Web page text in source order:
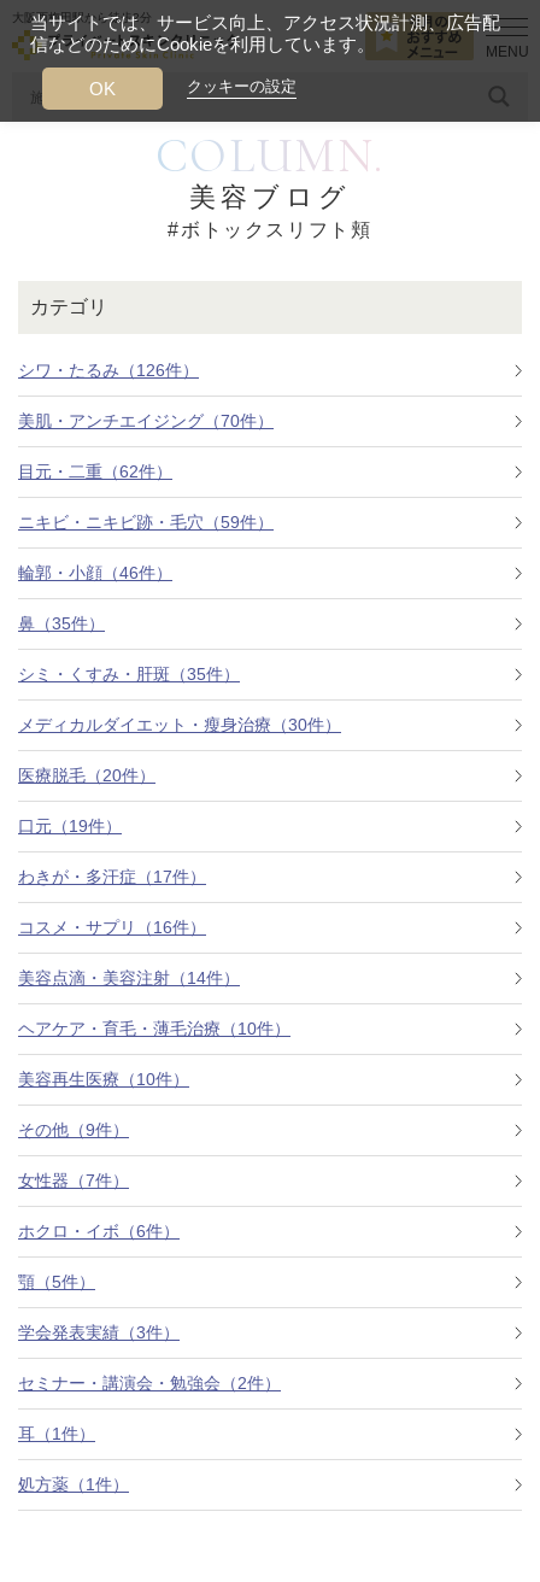
大阪西梅田駅から徒歩2分
糸リフト ヒアルロン酸
今月のおすすめメニュー
クリニックについて
料金一覧
施術症例
初めての方へ
お悩みで探す
医師紹介
アクセス
西梅田から徒歩2分
ついて
よくあるご質問
美容ブログ
ボトックスリフト頬
COLUMN.
美容ブログ
#ボトックスリフト頬
カテゴリ
シワ・たるみ（126件）
美肌・アンチエイジング（70件）
目元・二重（62件）
ニキビ・ニキビ跡・毛穴（59件）
輪郭・小顔（46件）
鼻（35件）
シミ・くすみ・肝斑（35件）
メディカルダイエット・瘦身治療（30件）
医療脱毛（20件）
口元（19件）
わきが・多汗症（17件）
コスメ・サプリ（16件）
美容点滴・美容注射（14件）
ヘアケア・育毛・薄毛治療（10件）
美容再生医療（10件）
その他（9件）
女性器（7件）
ホクロ・イボ（6件）
顎（5件）
学会発表実績（3件）
セミナー・講演会・勉強会（2件）
耳（1件）
処方薬（1件）
当サイトでは、サービス向上、アクセス状況計測、広告配
信などのためにCookieを利用しています。
クッキーの設定
OK